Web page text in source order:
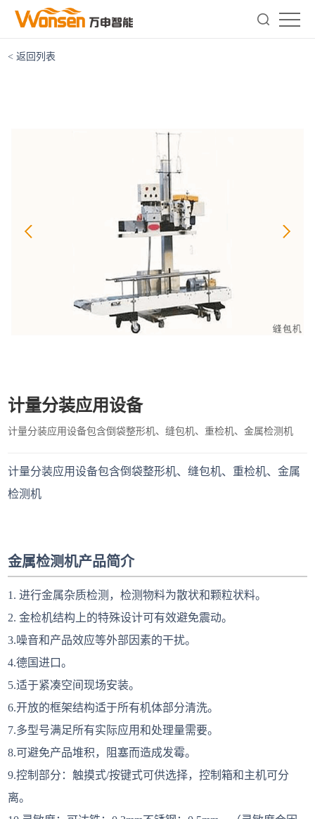
< 返回列表
计量分装应用设备
计量分装应用设备包含倒袋整形机、缝包机、重检机、金属检测机
计量分装应用设备包含倒袋整形机、缝包机、重检机、金属
检测机
金属检测机产品简介
1. 进行金属杂质检测，检测物料为散状和颗粒状料。
2. 金检机结构上的特殊设计可有效避免震动。
3.噪音和产品效应等外部因素的干扰。
4.德国进口。
5.适于紧凑空间现场安装。
6.开放的框架结构适于所有机体部分清洗。
7.多型号满足所有实际应用和处理量需要。
8.可避免产品堆积，阻塞而造成发霉。
9.控制部分：触摸式/按键式可供选择，控制箱和主机可分
离。